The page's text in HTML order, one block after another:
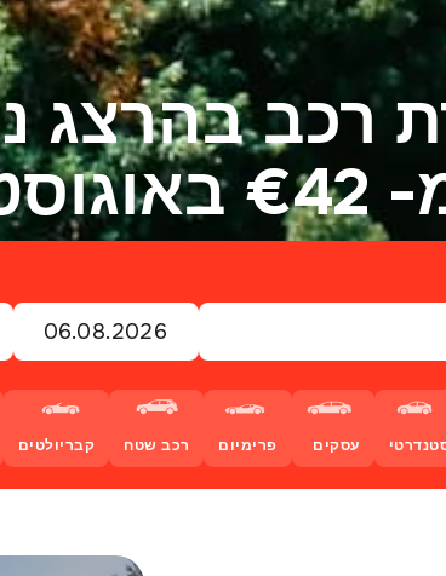
רכב בהרצג
עסקים פרימיום רכב שטח קבריולטים